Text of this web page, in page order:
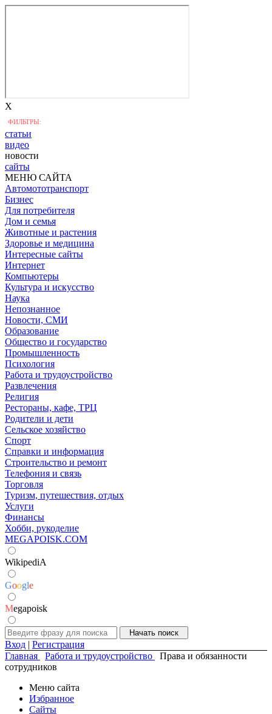
X
ФИЛЬТРЫ:
статьи
видео
новости
сайты
МЕНЮ САЙТА
Автомототранспорт
Бизнес
Для потребителя
Дом и семья
Животные и растения
Здоровье и медицина
Интересные сайты
Интернет
Компьютеры
Культура и искусство
Наука
Непознанное
Новости, СМИ
Образование
Общество и государство
Промышленность
Психология
Работа и трудоустройство
Развлечения
Религия
Рестораны, кафе, ТРЦ
Родители и дети
Сельское хозяйство
Спорт
Справки и информация
Строительство и ремонт
Телефония и связь
Торговля
Туризм, путешествия, отдых
Услуги
Финансы
Хобби, рукоделие
MEGAPOISK.COM
WikipediA
Google
Megapoisk
Вход | Регистрация
Главная
Работа и трудоустройство
Права и обязанности
сотрудников
Меню сайта
Избранное
Сайты